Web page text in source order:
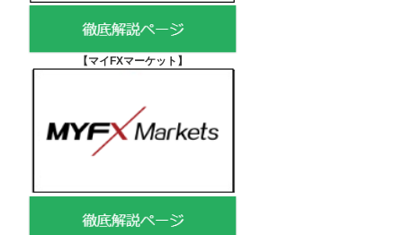
【マイFXマーケット 】